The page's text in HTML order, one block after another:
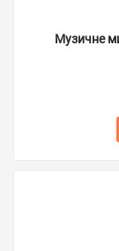
Музичне